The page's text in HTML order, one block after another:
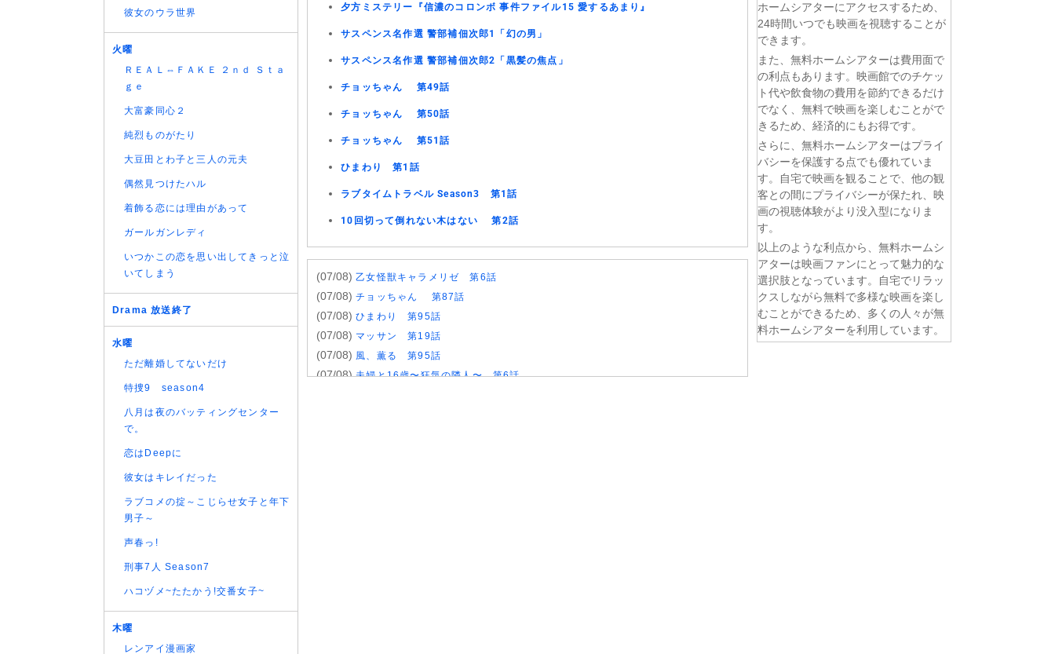
夕方ミステリー『信濃のコロンボ 事件ファイル15 愛するあまり』
サスペンス名作選 警部補佃次郎1「幻の男」
サスペンス名作選 警部補佃次郎2「黒髪の焦点」
チョッちゃん 第49話
チョッちゃん 第50話
チョッちゃん 第51話
ひまわり 第1話
ラブタイムトラベル Season3 第1話
10回切って倒れない木はない 第2話
(07/08)乙女怪獣キャラメリゼ 第6話
(07/08)チョッちゃん 第87話
(07/08)ひまわり 第95話
(07/08) マッサン 第19話
(07/08) 風、薫る 第95話
(07/08)夫婦と16歳〜狂気の隣人〜 第6話
ホームシアターにアクセスするため、
24時間いつでも映画を視聴することが
できます。
また、無料ホームシアターは費用面で
の利点もあります。映画館でのチケッ
ト代や飲食物の費用を節約できるだけ
でなく、無料で映画を楽しむことがで
きるため、経済的にもお得です。
さらに、無料ホームシアターはプライ
バシーを保護する点でも優れていま
す。自宅で映画を観ることで、他の観
客との間にプライバシーが保たれ、映
画の視聴体験がより没入型になりま
す。
以上のような利点から、無料ホームシ
アターは映画ファンにとって魅力的な
選択肢となっています。自宅でリラッ
クスしながら無料で多様な映画を楽し
むことができるため、多くの人々が無
料ホームシアターを利用しています。
彼女のウラ世界
火曜
ＲＥＡＬ⇔ＦＡＫＥ ２ｎｄ Ｓｔａ
ｇｅ
大富豪同心２
純烈ものがたり
大豆田とわ子と三人の元夫
偶然見つけたハル
着飾る恋には理由があって
ガールガンレディ
いつかこの恋を思い出してきっと泣
いてしまう
Drama 放送終了
水曜
ただ離婚してないだけ
特捜9 season4
八月は夜のバッティングセンター
で。
恋はDeepに
彼女はキレイだった
ラブコメの掟～こじらせ女子と年下
男子～
声春っ!
刑事7人 Season7
ハコヅメ~たたかう!交番女子~
木曜
レンアイ漫画家